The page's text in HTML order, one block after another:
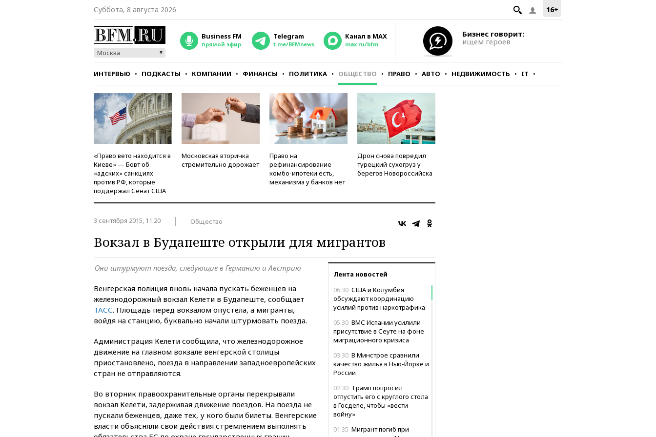
16+
Суббота, 8 августа 2026
Москва
Business FM
прямой эфир
Telegram
t.me/BFMnews
Канал в MAX
max.ru/bfm
Бизнес говорит:
ищем героев
ИНТЕРВЬЮ ПОДКАСТЫ КОМПАНИИ ФИНАНСЫ ПОЛИТИКА ОБЩЕСТВО ПРАВО АВТО НЕДВИЖИМОСТЬ IT
СТИЛЬ ТЕСТЫ
«Право вето находится в
Киеве» — Бовт об
«адских» санкциях
против РФ, которые
поддержал Сенат США
Московская вторичка
стремительно дорожает
Право на
рефинансирование
комбо-ипотеки есть,
механизма у банков нет
Дрон снова повредил
турецкий сухогруз у
берегов Новороссийска
3 сентября 2015, 11:20 Общество
Вокзал в Будапеште открыли для мигрантов
Лента новостей
06:30 США и Колумбия
обсуждают координацию
усилий против наркотрафика
05:30 ВМС Испании усилили
присутствие в Сеуте на фоне
миграционного кризиса
03:30 В Минстрое сравнили
качество жилья в Нью-Йорке и
России
02:30 Трамп попросил
отпустить его с круглого стола
в Госдепе, чтобы «вести
войну»
01:35 Мигрант погиб при
Они штурмуют поезда, следующие в Германию и Австрию
Венгерская полиция вновь начала пускать беженцев на
железнодорожный вокзал Келети в Будапеште, сообщает
ТАСС. Площадь перед вокзалом опустела, а мигранты,
войдя на станцию, буквально начали штурмовать поезда.
Администрация Келети сообщила, что железнодорожное
движение на главном вокзале венгерской столицы
приостановлено, поезда в направлении западноевропейских
стран не отправляются.
Во вторник правоохранительные органы перекрывали
вокзал Келети, задерживая движение поездов. На поезда не
пускали беженцев, даже тех, у кого были билеты. Венгерские
власти объясняли свои действия стремлением выполнять